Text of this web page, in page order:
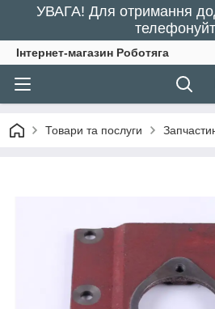
УВАГА! Для отримання
Інтернет-магазин Роботяга
Товари та послуги